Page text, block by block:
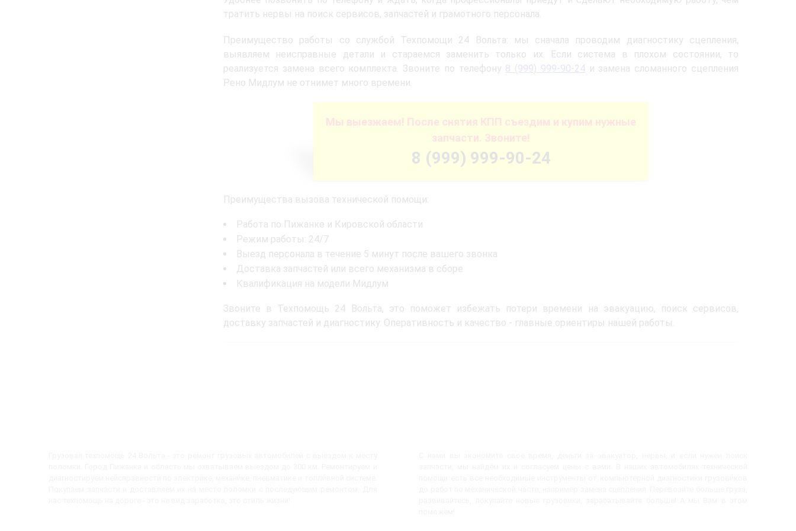
тратить нервы на поиск сервисов, запчастей и грамотного персонала.
Преимущество работы со службой Техпомощи 24 Вольта: мы сначала проводим диагностику сцепления,
выявляем неисправные детали и стараемся заменить только их. Если система в плохом состоянии, то
реализуется замена всего комплекта. Звоните по телефону 8 (999) 999-90-24и замена сломанного сцепления
Рено Мидлум не отнимет много времени.
Мы выезжаем! После снятия КПП съездим и купим нужные
запчасти. Звоните!
8 (999) 999-90-24
Преимущества вызова технической помощи:
Работа по Пижанке и Кировской области
Режим работы: 24/7
Выезд персонала в течение 5 минут после вашего звонка
Доставка запчастей или всего механизма в сборе
Квалификация на модели Мидлум
Звоните в Техпомощь 24 Вольта, это поможет избежать потери времени на эвакуацию, поиск сервисов,
доставку запчастей и диагностику. Оперативность и качество - главные ориентиры нашей работы.